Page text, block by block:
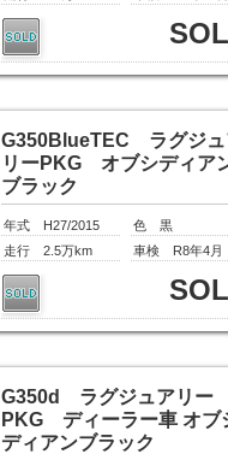
G350BlueTEC ラグジュ
リーPKG オブシディア
ブラック
年式 H27/2015
走行 2.5万km
色 黒
車検 R8年4月
G350d ラグジュアリー
PKG ディーラー車 オブ
ディアンブラック